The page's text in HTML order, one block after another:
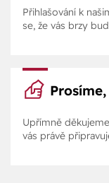
Přihlašování k
se, že vás brzy
Prosíme,
Upřímně
vás právě